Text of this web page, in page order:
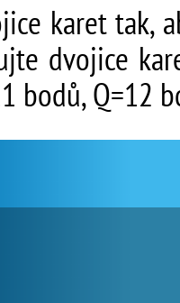
karet tak,
dvojice
bodů, Q=12